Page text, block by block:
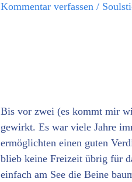
Kommentar verfassen /
Bis vor zwei (es kommt mir
gewirkt. Es war viele Jahre
ermöglichten einen guten
blieb keine Freizeit übrig für
einfach am See die Beine